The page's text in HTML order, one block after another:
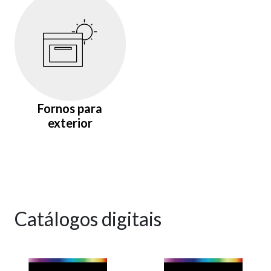
Fornos para
exterior
Catálogos digitais